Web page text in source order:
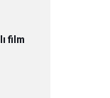
film